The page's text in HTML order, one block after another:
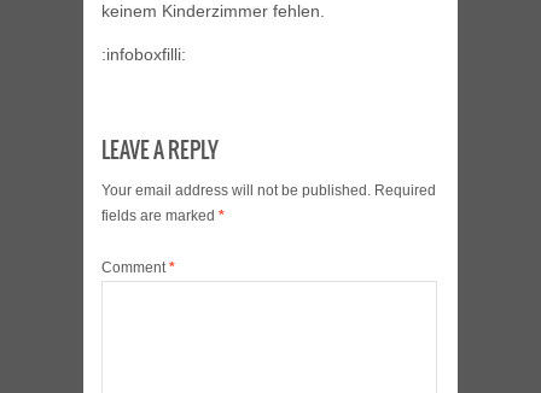
keinem Kinderzimmer fehlen.
:infoboxfilli:
LEAVE A REPLY
Your email address will not be published. Required
fields are marked *
Comment*